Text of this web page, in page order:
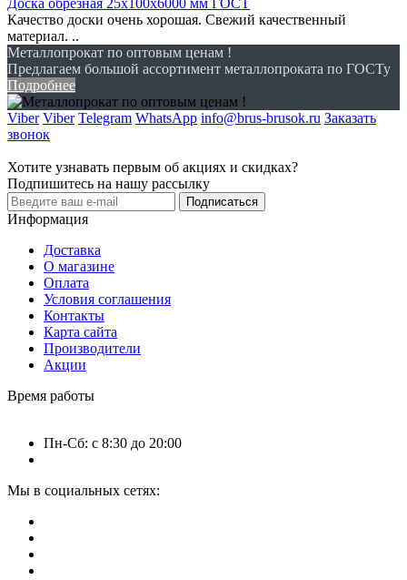
Качество доски очень хорошая. Свежий качественный
материал. ..
Металлопрокат по оптовым ценам !
Предлагаем большой ассортимент металлопроката по ГОСТу
Подробнее
Viber Viber Telegram WhatsApp info@brus-brusok.ru Заказать
звонок
Хотите узнавать первым об акциях и скидках?
Подпишитесь на нашу рассылку
Подписаться
Информация
Доставка
О магазине
Оплата
Условия соглашения
Контакты
Карта сайта
Производители
Акции
Время работы
Пн-Сб: с 8:30 до 20:00
Мы в социальных сетях: